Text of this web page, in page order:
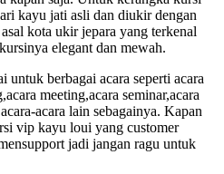
kayu jati asli dan diukir dengan
kota ukir jepara yang terkenal
elegant dan mewah.
berbagai acara seperti acara
meeting,acara seminar,acara
acara lain sebagainya. Kapan
vip kayu loui yang customer
jadi jangan ragu untuk